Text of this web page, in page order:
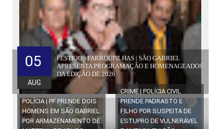
FESTEJOS FARROUPILHAS | SÃO GABRIEL
APRESENTA PROGRAMAÇÃO E HOMENAGEADOS
DA EDIÇÃO DE 2026
05
AUG
POLÍCIA | PF PRENDE DOIS
HOMENS EM SÃO GABRIEL
POR ARMAZENAMENTO DE
CRIME | POLÍCIA CIVIL
PRENDE PADRASTO E
FILHO POR SUSPEITA DE
ESTUPRO DE VULNERÁVEL